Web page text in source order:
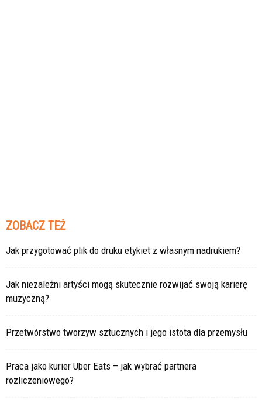
ZOBACZ TEŻ
Jak przygotować plik do druku etykiet z własnym nadrukiem?
Jak niezależni artyści mogą skutecznie rozwijać swoją karierę
muzyczną?
Przetwórstwo tworzyw sztucznych i jego istota dla przemysłu
Praca jako kurier Uber Eats – jak wybrać partnera
rozliczeniowego?